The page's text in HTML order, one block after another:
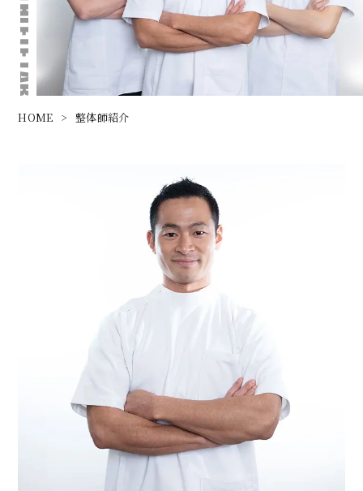
HOME > 整体師紹介